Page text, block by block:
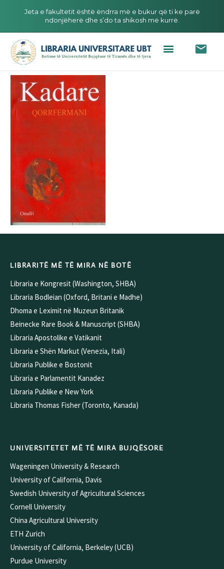
Jeta e fakultetit është ëndrra më e bukur që ti ke parë
ndonjëherë dhe s’do ta shikosh më kurrë.
LIBRARITË MË TË MIRA NË BOTË
Libraria e Kongresit (Washington, SHBA)
Libraria Bodleian (Oxford, Britani e Madhe)
Dhoma e Leximit në Muzeun Britanik
Beinecke Rare Book & Manuscript (SHBA)
Libraria Apostolike e Vatikanit
Libraria e Shën Markut (Venezia, Itali)
Libraria Publike e Bostonit
Libraria e Parlamentit Kanadez
Libraria Publike e New York
Libraria Thomas Fisher (Toronto, Kanada)
UNIVERSITETET MË TË MIRA BUJQËSORE
Wageningen University & Research
University of California, Davis
Swedish University of Agricultural Sciences
Cornell University
China Agricultural University
ETH Zurich
University of California, Berkeley (UCB)
Purdue University